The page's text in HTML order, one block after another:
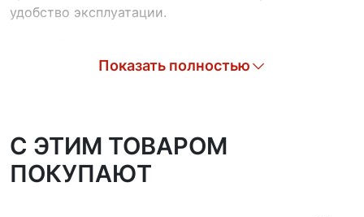
удобство эксплуатации.
обеспечен наличием надежной системы
Уровень пылевлагозащиты соответствует стандарту
IP20, это означает, что устройство достаточно
Показать полностью
C ЭТИМ ТОВАРОМ
ПОКУПАЮТ